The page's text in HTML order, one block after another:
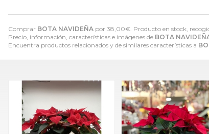
Comprar BOTA NAVIDEÑA por 38,00€. Producto en stock,
Precio, información, características e imágenes de BOTA
Encuentra productos relacionados y de similares características a